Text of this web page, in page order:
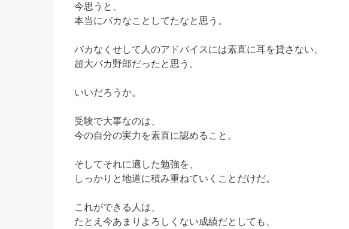
今思うと、
本当にバカなことしてたなと思う。
バカなくせして人のアドバイスには素直に耳を貸さない、
超大バカ野郎だったと思う。
いいだろうか。
受験で大事なのは、
今の自分の実力を素直に認めること。
そしてそれに適した勉強を、
しっかりと地道に積み重ねていくことだけだ。
これができる人は、
たとえ今あまりよろしくない成績だとしても、